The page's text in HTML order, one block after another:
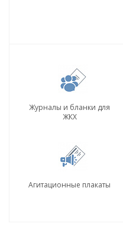
Журналы и бланки для
ЖКХ
Агитационные плакаты